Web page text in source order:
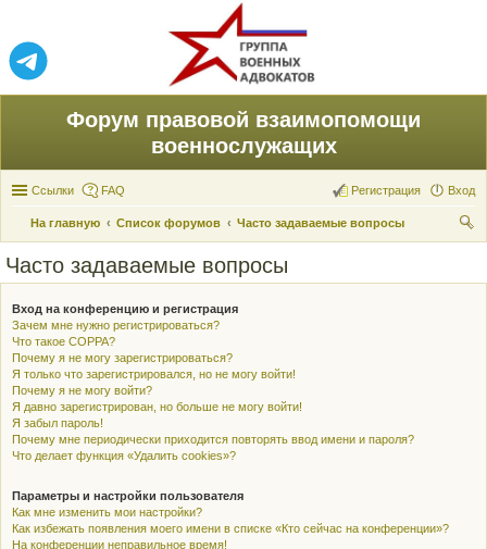
Форум правовой взаимопомощи
военнослужащих
Ссылки FAQ Вход
Регистрация
На главную Список форумов
Часто задаваемые вопросы
Часто задаваемые вопросы
Вход на конференцию и регистрация
Зачем мне нужно регистрироваться?
Что такое COPPA?
Почему я не могу зарегистрироваться?
Я только что зарегистрировался, но не могу войти!
Почему я не могу войти?
Я давно зарегистрирован, но больше не могу войти!
Я забыл пароль!
Почему мне периодически приходится повторять ввод имени и пароля?
Что делает функция «Удалить cookies»?
Параметры и настройки пользователя
Как мне изменить мои настройки?
Как избежать появления моего имени в списке «Кто сейчас на конференции»?
На конференции неправильное время!